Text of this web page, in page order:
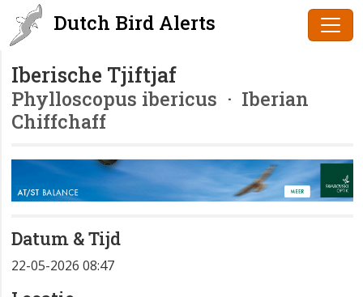
Dutch Bird Alerts
Iberische Tjiftjaf
Phylloscopus ibericus · Iberian
Chiffchaff
Datum & Tijd
22-05-2026 08:47